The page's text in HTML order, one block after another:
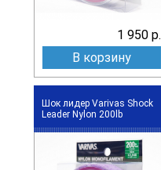
1 950 р.
В корзину
Шок лидер Varivas Shock
Leader Nylon 200lb